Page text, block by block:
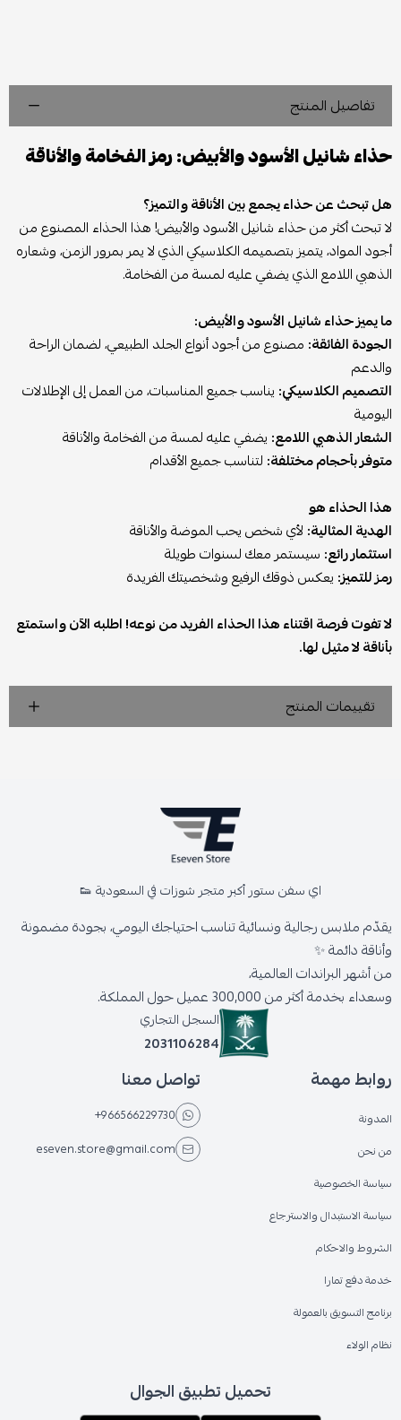
تفاصيل المنتج
حذاء شانيل الأسود والأبيض: رمز الفخامة والأناقة
هل تبحث عن حذاء يجمع بين الأناقة والتميز؟
لا تبحث أكثر من حذاء شانيل الأسود والأبيض! هذا الحذاء المصنوع من
أجود المواد، يتميز بتصميمه الكلاسيكي الذي لا يمر بمرور الزمن، وشعاره
الذهبي اللامع الذي يضفي عليه لمسة من الفخامة.
ما يميز حذاء شانيل الأسود والأبيض:
الجودة الفائقة: مصنوع من أجود أنواع الجلد الطبيعي، لضمان الراحة
والدعم
التصميم الكلاسيكي: يناسب جميع المناسبات، من العمل إلى الإطلالات
اليومية
الشعار الذهبي اللامع: يضفي عليه لمسة من الفخامة والأناقة
متوفر بأحجام مختلفة: لتناسب جميع الأقدام
هذا الحذاء هو
الهدية المثالية: لأي شخص يحب الموضة والأناقة
استثمار رائع: سيستمر معك لسنوات طويلة
رمز للتميز: يعكس ذوقك الرفيع وشخصيتك الفريدة
لا تفوت فرصة اقتناء هذا الحذاء الفريد من نوعه! اطلبه الآن واستمتع
بأناقة لا مثيل لها.
تقييمات المنتج
اي سفن ستور أكبر متجر شوزات في السعودية 👟
يقدّم ملابس رجالية ونسائية تناسب احتياجك اليومي، بجودة مضمونة
وأناقة دائمة ✨
من أشهر البراندات العالمية،
وسعداء بخدمة أكثر من 300,000 عميل حول المملكة.
السجل التجاري
2031106284
روابط مهمة
المدونة
من نحن
سياسة الخصوصية
سياسة الاستبدال والاسترجاع
الشروط والاحكام
خدمة دفع تمارا
برنامج التسويق بالعمولة
نظام الولاء
تواصل معنا
+966566229730
eseven.store@gmail.com
تحميل تطبيق الجوال